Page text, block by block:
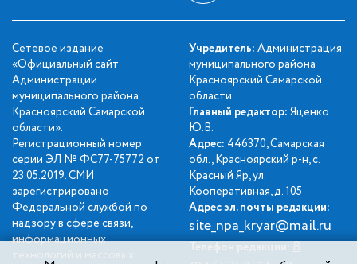
Сетевое издание
«Официальный сайт
Администрации
муниципального района
Красноярский Самарской
области».
Регистрационный номер
серии ЭЛ № ФС77-75772 от
23.05.2019. СМИ
зарегистрировано
Федеральной службой по
надзору в сфере связи,
информационных
технологий и массовых
Учредитель: Администрация
муниципального района
Красноярский Самарской
области
Главный редактор: Яценко
Ю.В.
Адрес: 446370, Самарская
обл., Красноярский р-н, с.
Красный Яр, ул.
Кооперативная, д. 105
Адрес эл. почты редакции:
site_npa_kryar@mail.ru
Телефон редакции: 8